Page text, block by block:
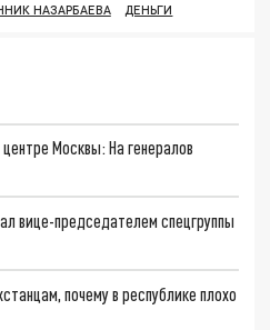
НАЗАРБАЕВА ДЕНЬГИ
Москвы: На генералов
вице-председателем спецгруппы
почему в республике плохо